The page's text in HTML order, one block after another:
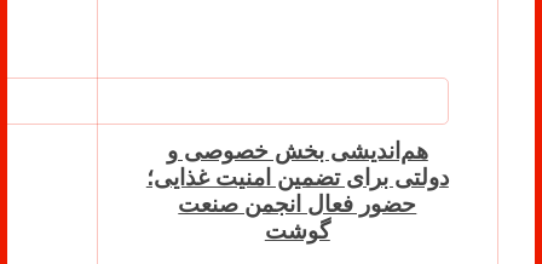
هم‌اندیشی بخش خصوصی و
دولتی برای تضمین امنیت غذایی؛
حضور فعال انجمن صنعت
گوشت